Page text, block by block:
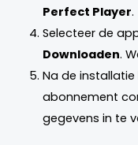
Perfect Player.
Selecteer de
Downloaden.
Na de installatie
abonnement
gegevens in te